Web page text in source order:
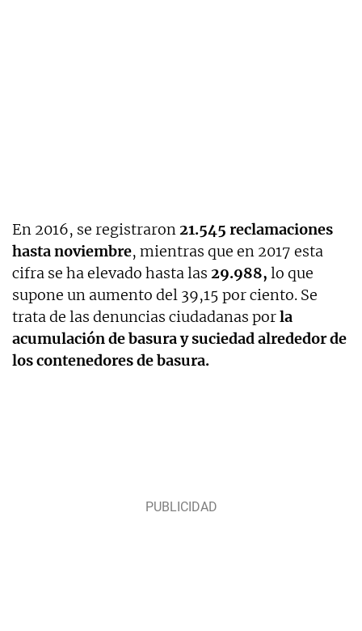
En 2016, se registraron21.545 reclamaciones
hasta noviembre, mientras que en 2017 esta
cifra se ha elevado hasta las 29.988, lo que
supone un aumento del 39,15 por ciento. Se
trata de las denuncias ciudadanas porla
acumulación de basura y suciedad alrededor de
los contenedores de basura.